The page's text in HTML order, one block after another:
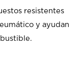
resistentes
y ayudan